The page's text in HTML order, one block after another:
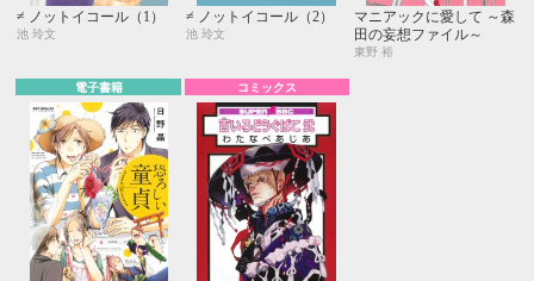
≠ ノットイコール（1）
池 玲文
≠ ノットイコール（2）
池 玲文
マニアックに愛して ～森
田の妄想ファイル～
東野 裕
電子書籍 コミックス